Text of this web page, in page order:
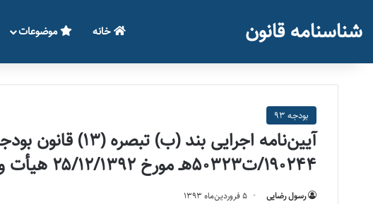
شناسنامه قانون خانه موضوعات
بودجه 93
۱۹۰۲۴۴/ت۵۰۳۲۳هـ مورخ ۲۵/۱۲/۱۳۹۲ هيأت وزيران)
رسول رضایی ۵ فروردین‌ماه ۱۳۹۳